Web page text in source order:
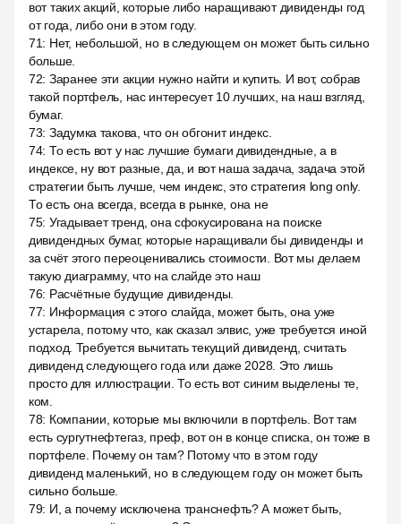
вот таких акций, которые либо наращивают дивиденды год
от года, либо они в этом году.
71: Нет, небольшой, но в следующем он может быть сильно
больше.
72: Заранее эти акции нужно найти и купить. И вот, собрав
такой портфель, нас интересует 10 лучших, на наш взгляд,
бумаг.
73: Задумка такова, что он обгонит индекс.
74: То есть вот у нас лучшие бумаги дивидендные, а в
индексе, ну вот разные, да, и вот наша задача, задача этой
стратегии быть лучше, чем индекс, это стратегия long only.
То есть она всегда, всегда в рынке, она не
75: Угадывает тренд, она сфокусирована на поиске
дивидендных бумаг, которые наращивали бы дивиденды и
за счёт этого переоценивались стоимости. Вот мы делаем
такую диаграмму, что на слайде это наш
76: Расчётные будущие дивиденды.
77: Информация с этого слайда, может быть, она уже
устарела, потому что, как сказал элвис, уже требуется иной
подход. Требуется вычитать текущий дивиденд, считать
дивиденд следующего года или даже 2028. Это лишь
просто для иллюстрации. То есть вот синим выделены те,
ком.
78: Компании, которые мы включили в портфель. Вот там
есть сургутнефтегаз, преф, вот он в конце списка, он тоже в
портфеле. Почему он там? Потому что в этом году
дивиденд маленький, но в следующем году он может быть
сильно больше.
79: И, а почему исключена транснефть? А может быть,